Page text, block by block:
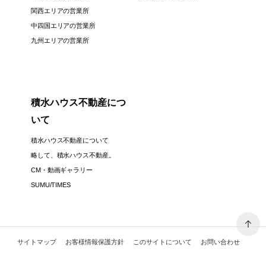
関西エリアの営業所
中四国エリアの営業所
九州エリアの営業所
積水ハウス不動産につ
いて
積水ハウス不動産について
略して、積水ハウス不動産。
CM・動画ギャラリー
SUMU/TIMES
サイトマップ お客様情報保護方針 このサイトについて お問い合わせ